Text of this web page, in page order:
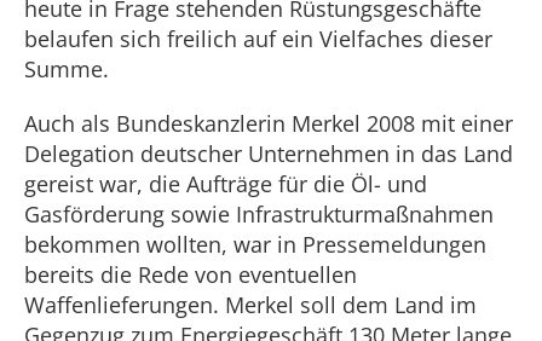
heute in Frage stehenden Rüstungsgeschäfte
belaufen sich freilich auf ein Vielfaches dieser
Summe.
Auch als Bundeskanzlerin Merkel 2008 mit einer
Delegation deutscher Unternehmen in das Land
gereist war, die Aufträge für die Öl- und
Gasförderung sowie Infrastrukturmaßnahmen
bekommen wollten, war in Pressemeldungen
bereits die Rede von eventuellen
Waffenlieferungen. Merkel soll dem Land im
Gegenzug zum Energiegeschäft 130 Meter lange